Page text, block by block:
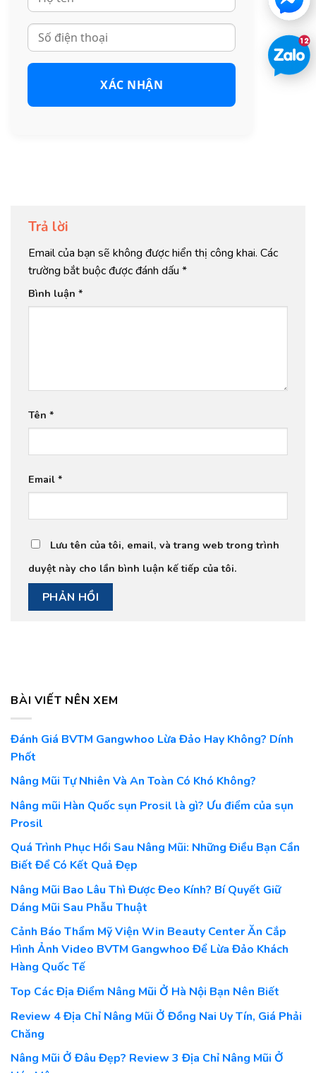
XÁC NHẬN
Trả lời
Email của bạn sẽ không được hiển thị công khai. Các
trường bắt buộc được đánh dấu *
Bình luận *
Tên *
Email *
Lưu tên của tôi, email, và trang web trong trình
duyệt này cho lần bình luận kế tiếp của tôi.
BÀI VIẾT NÊN XEM
Đánh Giá BVTM Gangwhoo Lừa Đảo Hay Không? Dính
Phốt
Nâng Mũi Tự Nhiên Và An Toàn Có Khó Không?
Nâng mũi Hàn Quốc sụn Prosil là gì? Ưu điểm của sụn
Prosil
Quá Trình Phục Hồi Sau Nâng Mũi: Những Điều Bạn Cần
Biết Để Có Kết Quả Đẹp
Nâng Mũi Bao Lâu Thì Được Đeo Kính? Bí Quyết Giữ
Dáng Mũi Sau Phẫu Thuật
Cảnh Báo Thẩm Mỹ Viện Win Beauty Center Ăn Cắp
Hình Ảnh Video BVTM Gangwhoo Để Lừa Đảo Khách
Hàng Quốc Tế
Top Các Địa Điểm Nâng Mũi Ở Hà Nội Bạn Nên Biết
Review 4 Địa Chỉ Nâng Mũi Ở Đồng Nai Uy Tín, Giá Phải
Chăng
Nâng Mũi Ở Đâu Đẹp? Review 3 Địa Chỉ Nâng Mũi Ở